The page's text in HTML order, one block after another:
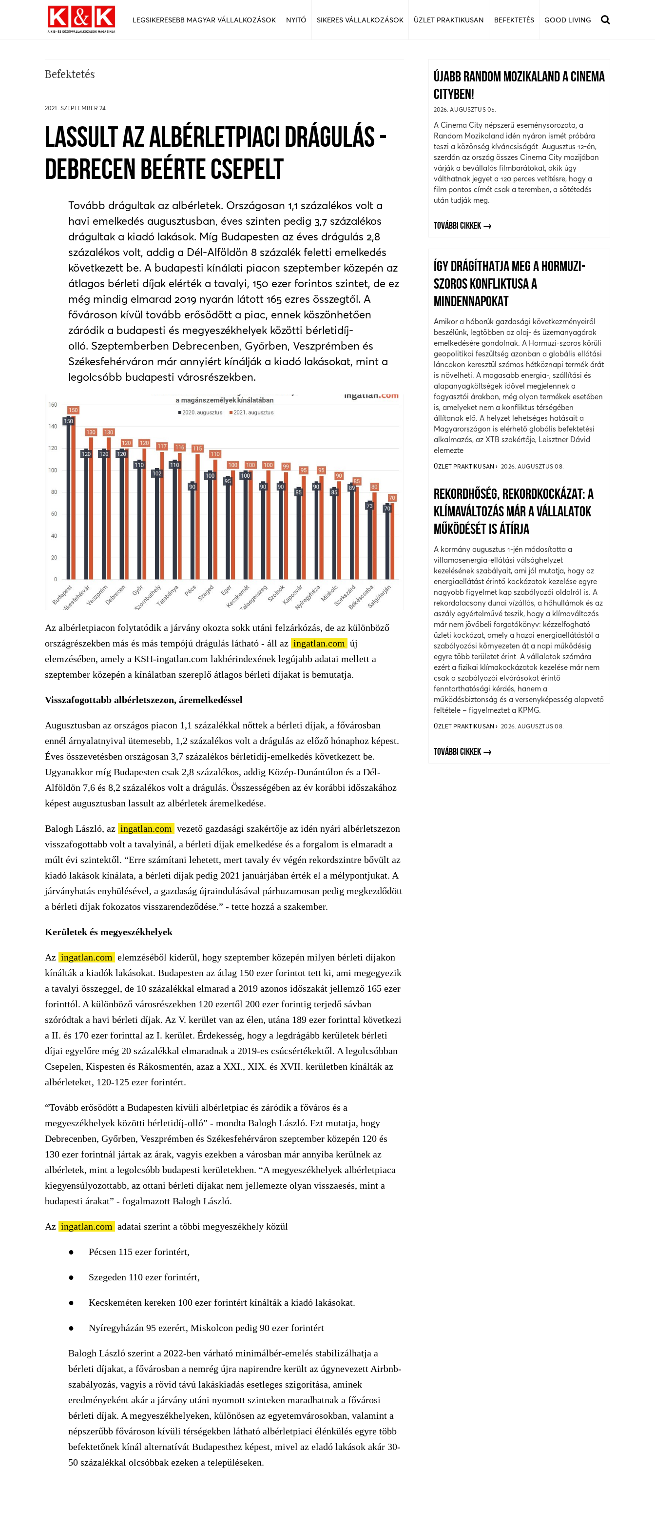
LEGSIKERESEBB MAGYAR VÁLLALKOZÁSOK NYITÓ SIKERES VÁLLALKOZÁSOK ÜZLET PRAKTIKUSAN BEFEKTETÉS GOOD LIVING
Befektetés
2021. SZEPTEMBER 24.
LASSULT AZ ALBÉRLETPIACI DRÁGULÁS -
DEBRECEN BEÉRTE CSEPELT
Tovább drágultak az albérletek. Országosan 1,1 százalékos volt a
havi emelkedés augusztusban, éves szinten pedig 3,7 százalékos
drágultak a kiadó lakások. Míg Budapesten az éves drágulás 2,8
százalékos volt, addig a Dél-Alföldön 8 százalék feletti emelkedés
következett be. A budapesti kínálati piacon szeptember közepén az
átlagos bérleti díjak elérték a tavalyi, 150 ezer forintos szintet, de ez
még mindig elmarad 2019 nyarán látott 165 ezres összegtől. A
fővároson kívül tovább erősödött a piac, ennek köszönhetően
záródik a budapesti és megyeszékhelyek közötti bérletidíj-
olló. Szeptemberben Debrecenben, Győrben, Veszprémben és
Székesfehérváron már annyiért kínálják a kiadó lakásokat, mint a
legolcsóbb budapesti városrészekben.
Az albérletpiacon folytatódik a járvány okozta sokk utáni felzárkózás, de az különböző
országrészekben más és más tempójú drágulás látható - áll az ingatlan.com új
elemzésében, amely a KSH-ingatlan.com lakbérindexének legújabb adatai mellett a
szeptember közepén a kínálatban szereplő átlagos bérleti díjakat is bemutatja.
Visszafogottabb albérletszezon, áremelkedéssel
Augusztusban az országos piacon 1,1 százalékkal nőttek a bérleti díjak, a fővárosban
ennél árnyalatnyival ütemesebb, 1,2 százalékos volt a drágulás az előző hónaphoz képest.
Éves összevetésben országosan 3,7 százalékos bérletidíj-emelkedés következett be.
Ugyanakkor míg Budapesten csak 2,8 százalékos, addig Közép-Dunántúlon és a Dél-
Alföldön 7,6 és 8,2 százalékos volt a drágulás. Összességében az év korábbi időszakához
képest augusztusban lassult az albérletek áremelkedése.
Balogh László, az ingatlan.com vezető gazdasági szakértője az idén nyári albérletszezon
visszafogottabb volt a tavalyinál, a bérleti díjak emelkedése és a forgalom is elmaradt a
múlt évi szintektől. “Erre számítani lehetett, mert tavaly év végén rekordszintre bővült az
kiadó lakások kínálata, a bérleti díjak pedig 2021 januárjában érték el a mélypontjukat. A
járványhatás enyhülésével, a gazdaság újraindulásával párhuzamosan pedig megkezdődött
a bérleti díjak fokozatos visszarendeződése.” - tette hozzá a szakember.
Kerületek és megyeszékhelyek
Az ingatlan.com elemzéséből kiderül, hogy szeptember közepén milyen bérleti díjakon
kínálták a kiadók lakásokat. Budapesten az átlag 150 ezer forintot tett ki, ami megegyezik
a tavalyi összeggel, de 10 százalékkal elmarad a 2019 azonos időszakát jellemző 165 ezer
forinttól. A különböző városrészekben 120 ezertől 200 ezer forintig terjedő sávban
szóródtak a havi bérleti díjak. Az V. kerület van az élen, utána 189 ezer forinttal következi
a II. és 170 ezer forinttal az I. kerület. Érdekesség, hogy a legdrágább kerületek bérleti
díjai egyelőre még 20 százalékkal elmaradnak a 2019-es csúcsértékektől. A legolcsóbban
Csepelen, Kispesten és Rákosmentén, azaz a XXI., XIX. és XVII. kerületben kínálták az
albérleteket, 120-125 ezer forintért.
“Tovább erősödött a Budapesten kívüli albérletpiac és záródik a főváros és a
megyeszékhelyek közötti bérletidíj-olló” - mondta Balogh László. Ezt mutatja, hogy
Debrecenben, Győrben, Veszprémben és Székesfehérváron szeptember közepén 120 és
130 ezer forintnál jártak az árak, vagyis ezekben a városban már annyiba kerülnek az
albérletek, mint a legolcsóbb budapesti kerületekben. “A megyeszékhelyek albérletpiaca
kiegyensúlyozottabb, az ottani bérleti díjakat nem jellemezte olyan visszaesés, mint a
budapesti árakat” - fogalmazott Balogh László.
Az ingatlan.com adatai szerint a többi megyeszékhely közül
● Pécsen 115 ezer forintért,
● Szegeden 110 ezer forintért,
● Kecskeméten kereken 100 ezer forintért kínálták a kiadó lakásokat.
● Nyíregyházán 95 ezerért, Miskolcon pedig 90 ezer forintért
Balogh László szerint a 2022-ben várható minimálbér-emelés stabilizálhatja a
bérleti díjakat, a fővárosban a nemrég újra napirendre került az úgynevezett Airbnb-
szabályozás, vagyis a rövid távú lakáskiadás esetleges szigorítása, aminek
eredményeként akár a járvány utáni nyomott szinteken maradhatnak a fővárosi
bérleti díjak. A megyeszékhelyeken, különösen az egyetemvárosokban, valamint a
népszerűbb fővároson kívüli térségekben látható albérletpiaci élénkülés egyre több
befektetőnek kínál alternatívát Budapesthez képest, mivel az eladó lakások akár 30-
50 százalékkal olcsóbbak ezeken a településeken.
ÚJABB RANDOM MOZIKALAND A CINEMA
CITYBEN!
2026. AUGUSZTUS 05.
A Cinema City népszerű eseménysorozata, a
Random Mozikaland idén nyáron ismét próbára
teszi a közönség kíváncsiságát. Augusztus 12-én,
szerdán az ország összes Cinema City mozijában
várják a bevállalós filmbarátokat, akik úgy
válthatnak jegyet a 120 perces vetítésre, hogy a
film pontos címét csak a teremben, a sötétedés
után tudják meg.
TOVÁBBI CIKKEK
ÍGY DRÁGÍTHATJA MEG A HORMUZI-
SZOROS KONFLIKTUSA A
MINDENNAPOKAT
Amikor a háborúk gazdasági következményeiről
beszélünk, legtöbben az olaj- és üzemanyagárak
emelkedésére gondolnak. A Hormuzi-szoros körüli
geopolitikai feszültség azonban a globális ellátási
láncokon keresztül számos hétköznapi termék árát
is növelheti. A magasabb energia-, szállítási és
alapanyagköltségek idővel megjelennek a
fogyasztói árakban, még olyan termékek esetében
is, amelyeket nem a konfliktus térségében
állítanak elő. A helyzet lehetséges hatásait a
Magyarországon is elérhető globális befektetési
alkalmazás, az XTB szakértője, Leisztner Dávid
elemezte
ÜZLET PRAKTIKUSAN 2026. AUGUSZTUS 08.
REKORDHŐSÉG, REKORDKOCKÁZAT: A
KLÍMAVÁLTOZÁS MÁR A VÁLLALATOK
MŰKÖDÉSÉT IS ÁTÍRJA
A kormány augusztus 1-jén módosította a
villamosenergia-ellátási válsághelyzet
kezelésének szabályait, ami jól mutatja, hogy az
energiaellátást érintő kockázatok kezelése egyre
nagyobb figyelmet kap szabályozói oldalról is. A
rekordalacsony dunai vízállás, a hőhullámok és az
aszály egyértelművé teszik, hogy a klímaváltozás
már nem jövőbeli forgatókönyv: kézzelfogható
üzleti kockázat, amely a hazai energiaellátástól a
szabályozási környezeten át a napi működésig
egyre több területet érint. A vállalatok számára
ezért a fizikai klímakockázatok kezelése már nem
csak a szabályozói elvárásokat érintő
fenntarthatósági kérdés, hanem a
működésbiztonság és a versenyképesség alapvető
feltétele – figyelmeztet a KPMG.
ÜZLET PRAKTIKUSAN 2026. AUGUSZTUS 08.
TOVÁBBI CIKKEK